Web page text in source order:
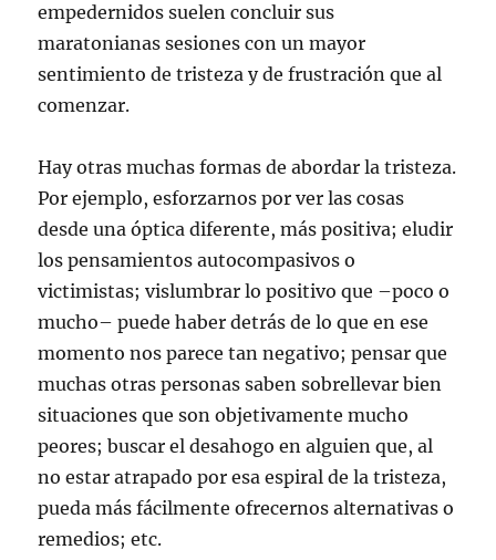
empedernidos suelen concluir sus
maratonianas sesiones con un mayor
sentimiento de tristeza y de frustración que al
comenzar.
Hay otras muchas formas de abordar la tristeza.
Por ejemplo, esforzarnos por ver las cosas
desde una óptica diferente, más positiva; eludir
los pensamientos autocompasivos o
victimistas; vislumbrar lo positivo que –poco o
mucho– puede haber detrás de lo que en ese
momento nos parece tan negativo; pensar que
muchas otras personas saben sobrellevar bien
situaciones que son objetivamente mucho
peores; buscar el desahogo en alguien que, al
no estar atrapado por esa espiral de la tristeza,
pueda más fácilmente ofrecernos alternativas o
remedios; etc.